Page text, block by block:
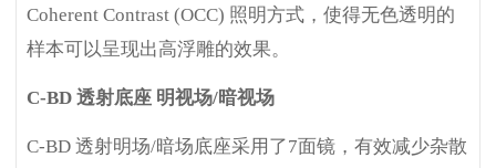
Coherent Contrast (OCC) 照明方式，使得无色透明的
样本可以呈现出高浮雕的效果。
C-BD 透射底座 明视场/暗视场
C-BD 透射明场/暗场底座采用了7面镜，有效减少杂散